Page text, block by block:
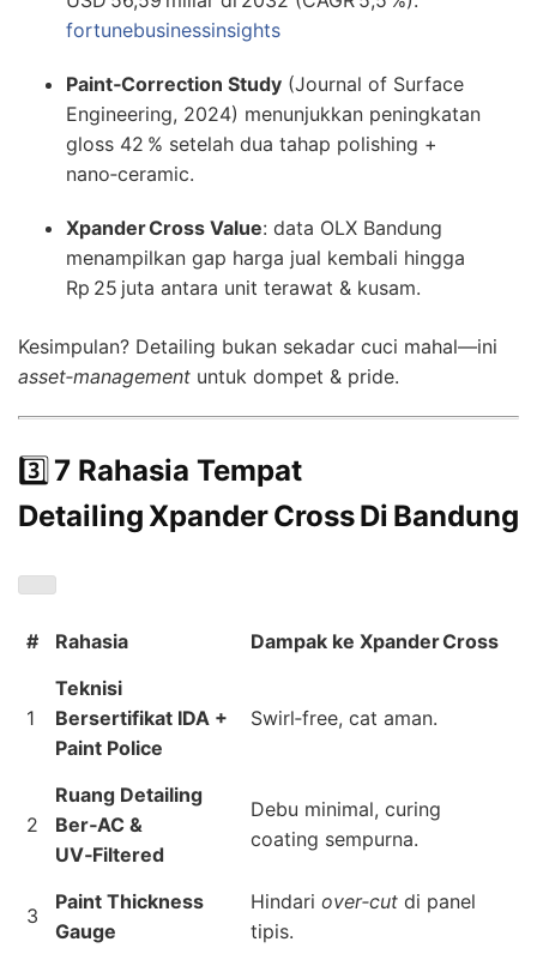
fortunebusinessinsights
Paint‑Correction Study (Journal of Surface
Engineering, 2024) menunjukkan peningkatan
gloss 42 % setelah dua tahap polishing +
nano‑ceramic.
Xpander Cross Value: data OLX Bandung
menampilkan gap harga jual kembali hingga
Rp 25 juta antara unit terawat & kusam.
Kesimpulan? Detailing bukan sekadar cuci mahal—ini
asset‑management untuk dompet & pride.
3️⃣7 Rahasia Tempat
Detailing Xpander Cross Di Bandung
# Rahasia Dampak ke Xpander Cross
1
Teknisi
Bersertifikat IDA +
Paint Police
Swirl‑free, cat aman.
2
Ruang Detailing
Ber‑AC &
UV‑Filtered
Debu minimal, curing
coating sempurna.
3
Paint Thickness
Gauge
Hindari over‑cut di panel
tipis.